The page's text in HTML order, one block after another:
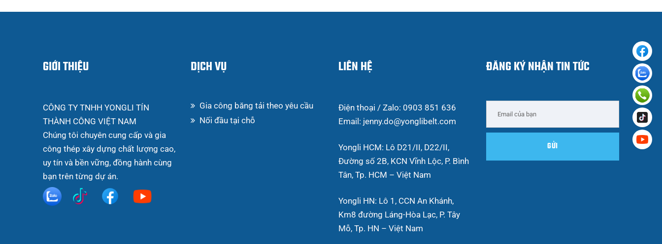
GIỚI THIỆU
CÔNG TY TNHH YONGLI TÍN
THÀNH CÔNG VIỆT NAM
Chúng tôi chuyên cung cấp và gia
công thép xây dựng chất lượng cao,
uy tín và bền vững, đồng hành cùng
bạn trên từng dự án.
DỊCH VỤ
Gia công băng tải theo yêu cầu
Nối đầu tại chỗ
LIÊN HỆ
Điện thoại / Zalo: 0903 851 636
Email: jenny.do@yonglibelt.com
Yongli HCM: Lô D21/II, D22/II,
Đường số 2B, KCN Vĩnh Lộc, P. Bình
Tân, Tp. HCM – Việt Nam
Yongli HN: Lô 1, CCN An Khánh,
Km8 đường Láng-Hòa Lạc, P. Tây
Mỗ, Tp. HN – Việt Nam
ĐĂNG KÝ NHẬN TIN TỨC